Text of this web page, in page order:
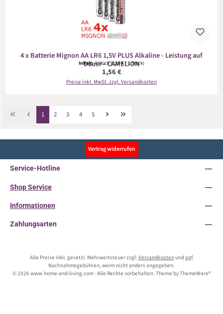
4 x Batterie Mignon AA LR6 1,5V PLUS Alkaline - Leistung auf
Dauer - CAMELION
Inhalt:4 Stück(0,39 € / 1 Stück)
Regulärer Preis:
1,56 €
Preise inkl. MwSt. zzgl. Versandkosten
Seite
1 Seite
2 Seite
3 Seite
4 Seite
5
Vertrag widerrufen
Service-Hotline
Shop Service
Informationen
Zahlungsarten
Alle Preise inkl. gesetzl. Mehrwertsteuer zzgl. Versandkostenund ggf.
Nachnahmegebühren, wenn nicht anders angegeben.
© 2026 www.home-and-living.com - Alle Rechte vorbehalten. Theme byThemeWare®